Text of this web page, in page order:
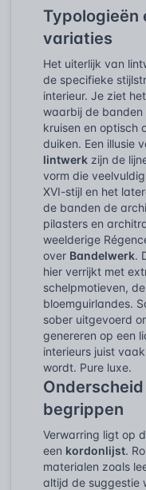
Typologieën
variaties
Het uiterlijk van
de specifieke
interieur. Je ziet
waarbij de
kruisen en optisch
duiken. Een illusie
lintwerk zijn de
vorm die
XVI-stijl en het
de banden de
pilasters en
weelderige
over Bandelwerk.
hier verrijkt met
schelpmotieven,
bloemguirlandes.
sober uitgevoerd
genereren op een
interieurs juist
wordt. Pure luxe.
begrippen
Verwarring ligt op
een kordonlijst.
materialen zoals
altijd de suggestie